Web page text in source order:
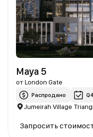
Maya 5
отLondon Gate
Распродано
Jumeirah Village
Запросить